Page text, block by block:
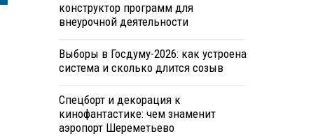
конструктор программ для
внеурочной деятельности
Выборы в Госдуму-2026: как устроена
система и сколько длится созыв
Спецборт и декорация к
кинофантастике: чем знаменит
аэропорт Шереметьево